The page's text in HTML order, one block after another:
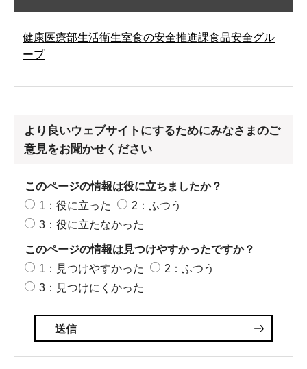
健康医療部生活衛生室食の安全推進課食品安全グル
ープ
より良いウェブサイトにするためにみなさまのご
意見をお聞かせください
このページの情報は役に立ちましたか？
1：役に立った
2：ふつう
3：役に立たなかった
このページの情報は見つけやすかったですか？
1：見つけやすかった
2：ふつう
3：見つけにくかった